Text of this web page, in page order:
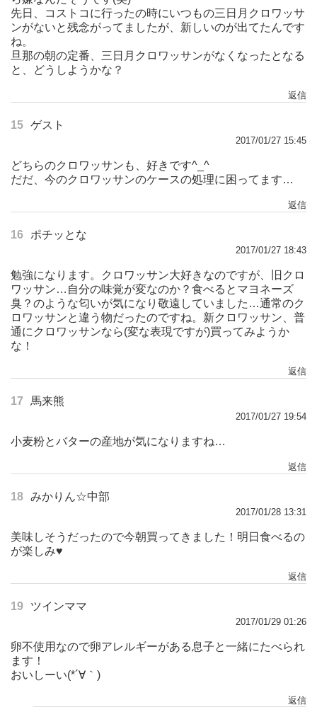
先日、コストコに行ったの時にいつもの三日月クロワッサ
ンがないと残念がってましたが、新しいのが出てたんです
ね。
旦那の朝の定番、三日月クロワッサンがなくなったとなる
と、どうしようかな？
返信
15 ゲスト
2017/01/27 15:45
どちらのクロワッサンも、好きです^_^
だだ、今のクロワッサンのケースの処理に困ってます…
返信
16 ポチッとな
2017/01/27 18:43
勉強になります。クロワッサン大好きなのですが、旧クロ
ワッサン…自分の味覚が変なのか？食べるとマヨネーズ
臭？のような匂いが気になり敬遠していました…通常のク
ロワッサンと違う物だったのですね。新クロワッサン、普
通にクロワッサンなら(変な表現ですが)買ってみようか
な！
返信
17 馬来熊
2017/01/27 19:54
小麦粉とバターの産地が気になりますね…
返信
18 みかりん☆中部
2017/01/28 13:31
美味しそうだったので今朝買ってきました！明日食べるの
が楽しみ♥
返信
19 ツインママ
2017/01/29 01:26
卵不使用なので卵アレルギーがある息子と一緒にたべられ
ます！
おいしーい(*´∀｀)
返信